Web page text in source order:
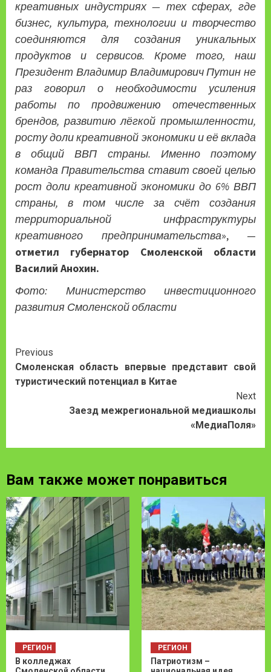
креативных индустриях — тех сферах, где
бизнес, культура, технологии и творчество
соединяются для создания уникальных
продуктов и сервисов. Кроме того, наш
Президент Владимир Владимирович Путин не
раз говорил о необходимости усиления
работы по продвижению отечественных
брендов, развитию лёгкой промышленности,
росту доли креативной экономики и её вклада
в общий ВВП страны. Именно поэтому
команда Правительства ставит своей целью
рост доли креативной экономики до 6% ВВП
страны, в том числе за счёт создания
территориальной инфраструктуры
креативного предпринимательства», —
отметил губернатор Смоленской области
Василий Анохин.
Фото: Министерство инвестиционного
развития Смоленской области
Continue
Reading
Previous
Смоленская область впервые представит свой
туристический потенциал в Китае
Next
Заезд межрегиональной медиашколы
«МедиаПоля»
Вам также может понравиться
РЕГИОН
В колледжах
РЕГИОН
Патриотизм –